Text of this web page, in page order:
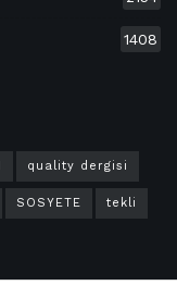
1408
quality dergisi
SOSYETE tekli